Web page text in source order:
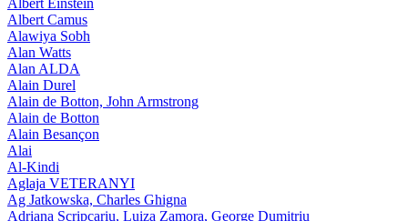
Albert Camus
Alawiya Sobh
Alan Watts
Alan ALDA
Alain Durel
Alain de Botton, John Armstrong
Alain de Botton
Alain Besançon
Alai
Al-Kindi
Aglaja VETERANYI
Ag Jatkowska, Charles Ghigna
Adriana Scripcariu, Luiza Zamora, George Dumitriu